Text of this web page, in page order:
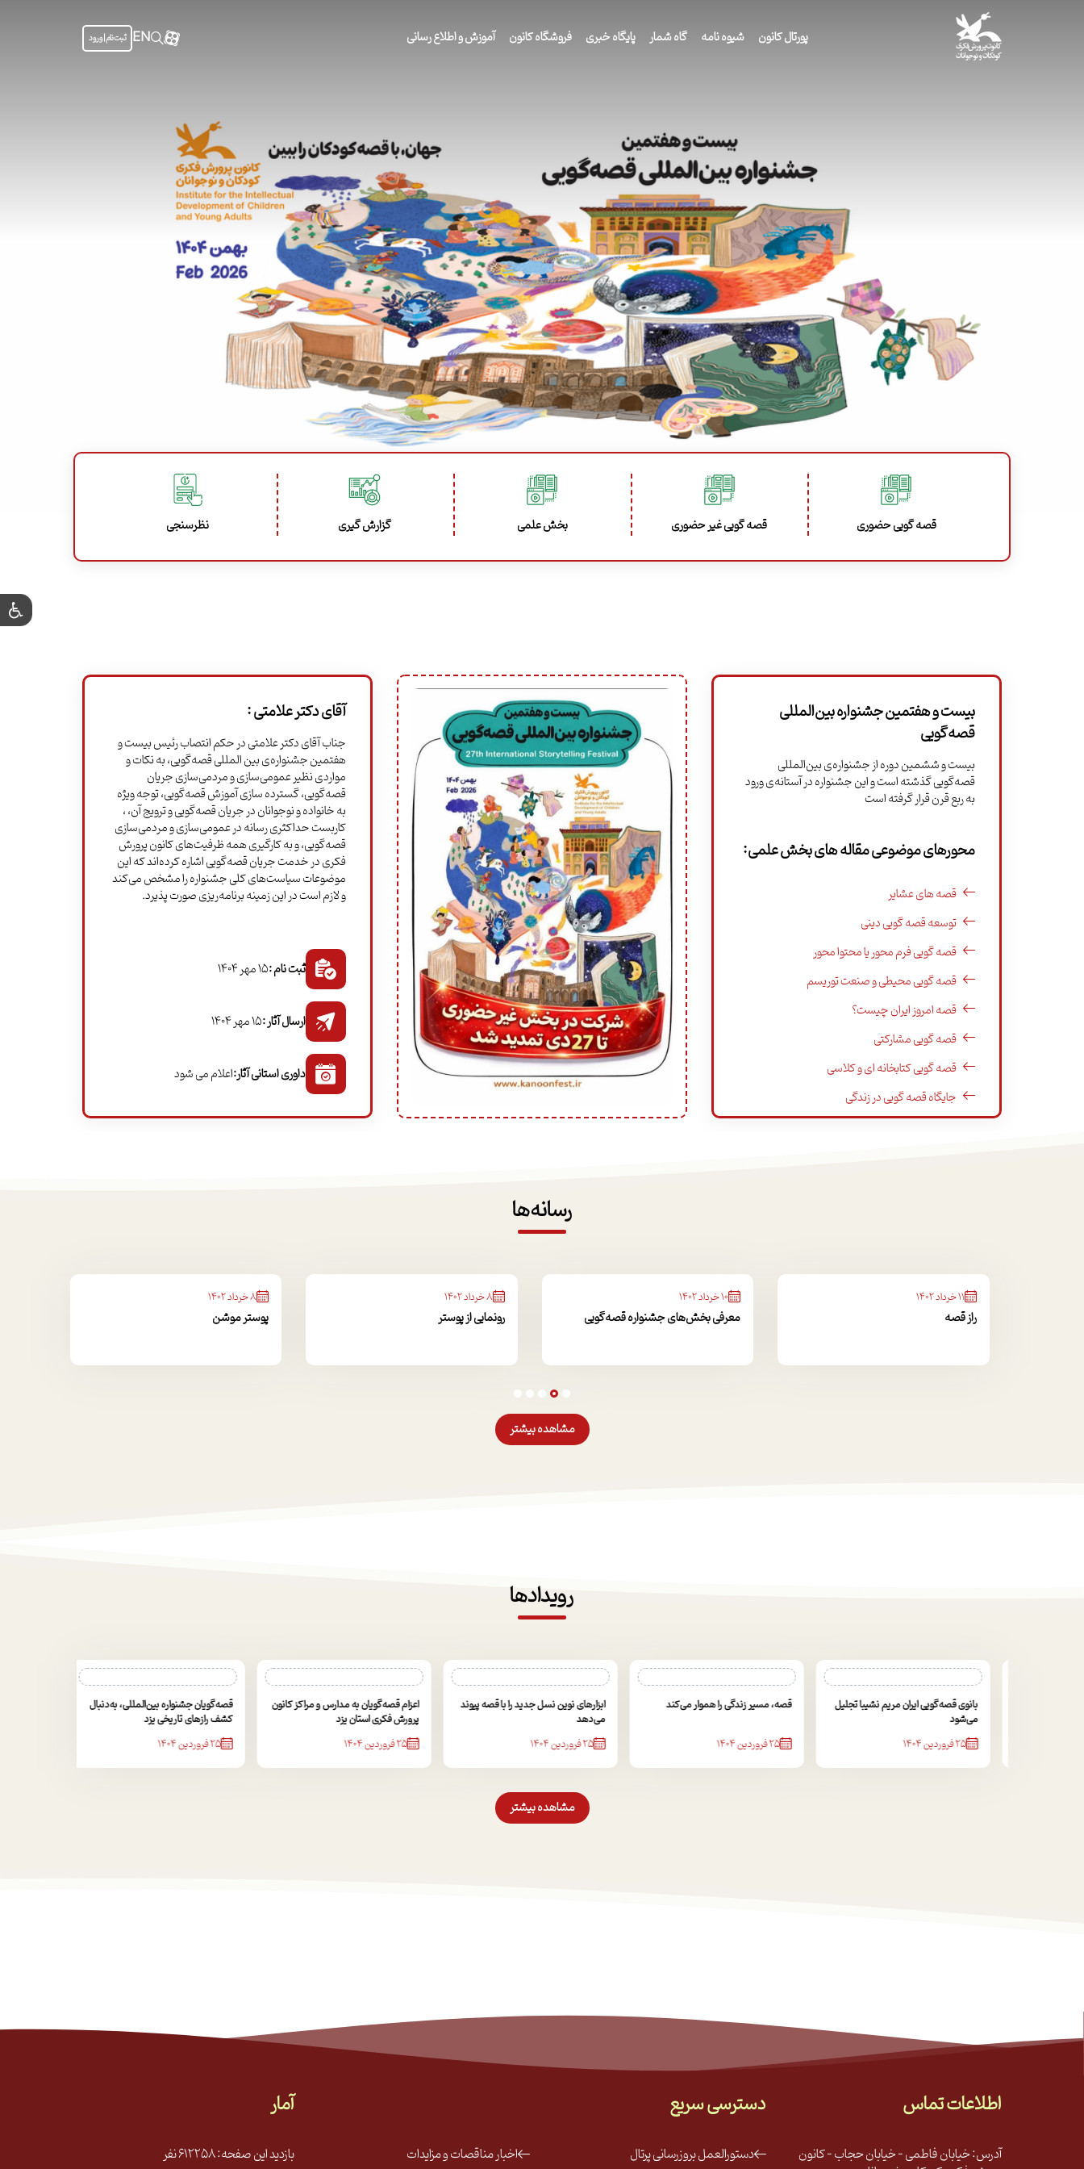
پورتال کانون شیوه نامه گاه شمار پایگاه خبری فروشگاه کانون آموزش و اطلاع رسانی ثبت نام | ورود EN
قصه گویی حضوری قصه گویی غیر حضوری بخش علمی گزارش گیری نظرسنجی
بیست و هفتمین جشنواره بین‌المللی
قصه‌گویی
بیست و ششمین دوره از جشنواره‌ی بین‌المللی
قصه‌گویی گذشته است و این جشنواره در آستانه‌ی ورود
به ربع قرن قرار گرفته است
محورهای موضوعی مقاله های بخش علمی:
قصه های عشایر
توسعه قصه گویی دینی
قصه گویی فرم محور یا محتوا محور
قصه گویی محیطی و صنعت توریسم
قصه امروز ایران چیست؟
قصه گویی مشارکتی
قصه گویی کتابخانه ای و کلاسی
جایگاه قصه گویی در زندگی
آقای دکتر علامتی :
جناب آقای دکتر علامتی در حکم انتصاب رئیس بیست و
هفتمین جشنواره‌ی بین المللی قصه‌گویی، به نکات و
مواردی نظیر عمومی‌سازی و مردمی‌سازی جریان
قصه‌گویی، گسترده سازی آموزش قصه‌گویی، توجه ویژه
به خانواده و نوجوانان در جریان قصه‌گویی و ترویج آن، ،
کاربست حداکثری رسانه در عمومی‌سازی و مردمی‌سازی
قصه‌گویی، و به کارگیری همه ظرفیت‌های کانون پرورش
فکری در خدمت جریان قصه‌گویی اشاره کرده‌اند که این
موضوعات سیاست‌های کلی جشنواره را مشخص می‌کند
و لازم است در این زمینه برنامه‌ریزی صورت پذیرد.
ثبت نام :15 مهر 1404
ارسال آثار :15 مهر 1404
داوری استانی آثار:اعلام می شود
رسانه‌ها
11 خرداد 1402
راز قصه
10 خرداد 1402
معرفی بخش‌های جشنواره قصه‌گویی
8 خرداد 1402
رونمایی از پوستر
8 خرداد 1402
پوستر موشن
مشاهده بیشتر
رویدادها
بانوی قصه‌گویی ایران مریم نشیبا تجلیل
می‌شود
25 فروردین 1404
قصه، مسیر زندگی را هموار می‌کند
25 فروردین 1404
ابزارهای نوین نسل جدید را با قصه پیوند
می‌دهد
25 فروردین 1404
اعزام قصه‌گویان به مدارس و مراکز کانون
پرورش فکری استان یزد
25 فروردین 1404
قصه‌گویان جشنواره بین‌المللی، به‌دنبال
کشف رازهای تاریخی یزد
25 فروردین 1404
مشاهده بیشتر
اطلاعات تماس
آدرس: خیابان فاطمی - خیابان حجاب - کانون
دسترسی سریع
دستور‌العمل بروز‌رسانی پرتال اخبار مناقصات و مزایدات
آمار
بازدید این صفحه: 612258 نفر